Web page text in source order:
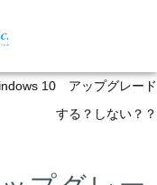
10 アップグレード
する？しない？？